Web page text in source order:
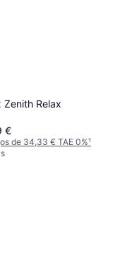
Zenith Relax
€
de 34,33 € TAE 0%¹